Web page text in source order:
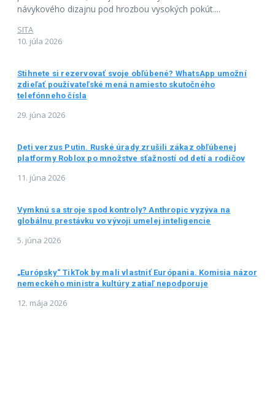
návykového dizajnu pod hrozbou vysokých pokút....
SITA
10. júla 2026
Stihnete si rezervovať svoje obľúbené? WhatsApp umožní
zdieľať používateľské mená namiesto skutočného
telefónneho čísla
29. júna 2026
Deti verzus Putin. Ruské úrady zrušili zákaz obľúbenej
platformy Roblox po množstve sťažností od detí a rodičov
11. júna 2026
Vymknú sa stroje spod kontroly? Anthropic vyzýva na
globálnu prestávku vo vývoji umelej inteligencie
5. júna 2026
„Európsky“ TikTok by mali vlastniť Európania. Komisia názor
nemeckého ministra kultúry zatiaľ nepodporuje
12. mája 2026